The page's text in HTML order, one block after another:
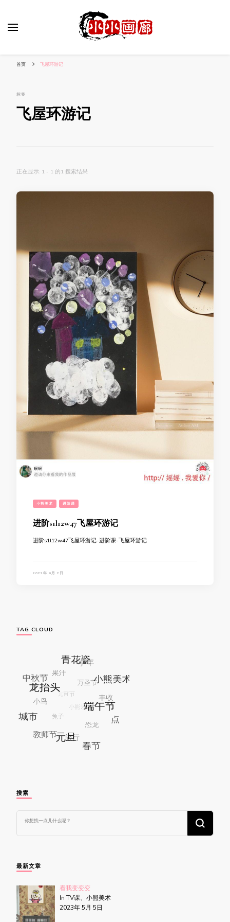
首页 飞屋环游记
标签
飞屋环游记
正在显示: 1 - 1 的1 搜索结果
小熊美术 进阶课
进阶s1l12w47飞屋环游记
进阶s1l12w47飞屋环游记-进阶课-飞屋环游记
2022年 9月 2日
TAG CLOUD
搜索
么
吗?
最新文章
看我变变变
In TV课、小熊美术
2023年 5月 5日